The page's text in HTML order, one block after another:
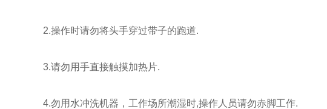
2.操作时请勿将头手穿过带子的跑道.
3.请勿用手直接触摸加热片.
4.勿用水冲洗机器，工作场所潮湿时,操作人员请勿赤脚工作.